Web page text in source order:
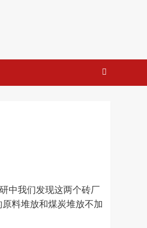
中我们发现这两个砖厂
料堆放和煤炭堆放不加